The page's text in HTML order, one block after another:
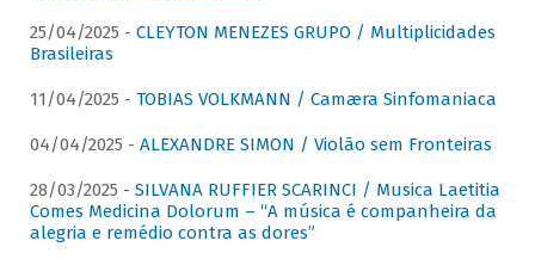
25/04/2025 - CLEYTON MENEZES GRUPO / Multiplicidades
Brasileiras
11/04/2025 - TOBIAS VOLKMANN / Camæra Sinfomaniaca
04/04/2025 - ALEXANDRE SIMON / Violão sem Fronteiras
28/03/2025 - SILVANA RUFFIER SCARINCI / Musica Laetitia
Comes Medicina Dolorum – “A música é companheira da
alegria e remédio contra as dores”